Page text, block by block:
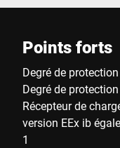
Points forts
Degré de
Degré de
Récepteur de
version EEx ib
1